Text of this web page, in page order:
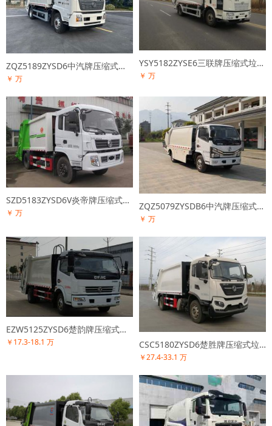
ZQZ5189ZYSD6中汽牌压缩式垃圾车
￥ 万
YSY5182ZYSE6三联牌压缩式垃圾车
￥ 万
SZD5183ZYSD6V炎帝牌压缩式垃圾车
￥ 万
ZQZ5079ZYSDB6中汽牌压缩式垃圾车
￥ 万
EZW5125ZYSD6楚韵牌压缩式垃圾车
￥17.3-18.1 万 CSC5180ZYSD6楚胜牌压缩式垃圾车
￥27.4-33.1 万